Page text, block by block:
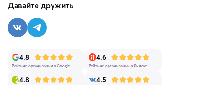
Давайте дружить
4.8
Рейтинг организации в Google
4.6
Рейтинг организации в Яндекс
4.8 4.5